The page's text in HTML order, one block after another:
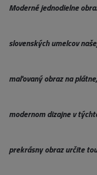
Moderné jednodielne
slovenských umelcov
maľovaný obraz na
modernom dizajne v
prekrásny obraz určite